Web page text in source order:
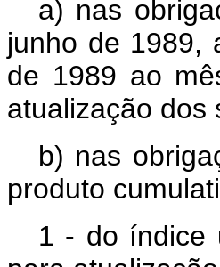
a) nas
junho de 1989,
de 1989 ao
atualização dos
b) nas
produto
1 - do índice